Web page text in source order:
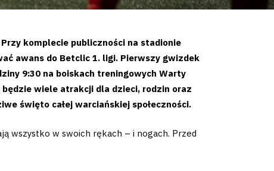
komplecie publiczności na stadionie
awans do Betclic 1. ligi. Pierwszy gwizdek
9:30 na boiskach treningowych Warty
wiele atrakcji dla dzieci, rodzin oraz
święto całej warciańskiej społeczności.
wszystko w swoich rękach – i nogach. Przed